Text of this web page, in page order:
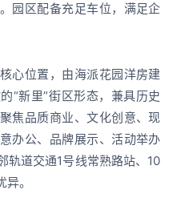
园区配备充足车位，满足企
心位置，由海派花园洋房建
“新里”街区形态，兼具历史
焦品质商业、文化创意、现
办公、品牌展示、活动举办
轨道交通1号线常熟路站、10
。